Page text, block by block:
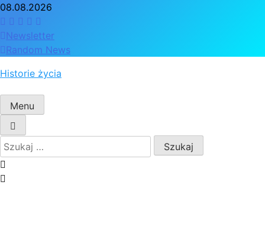
Skip
to
content
08.08.2026
Newsletter
Random News
Historie życia
Menu
Szukaj: